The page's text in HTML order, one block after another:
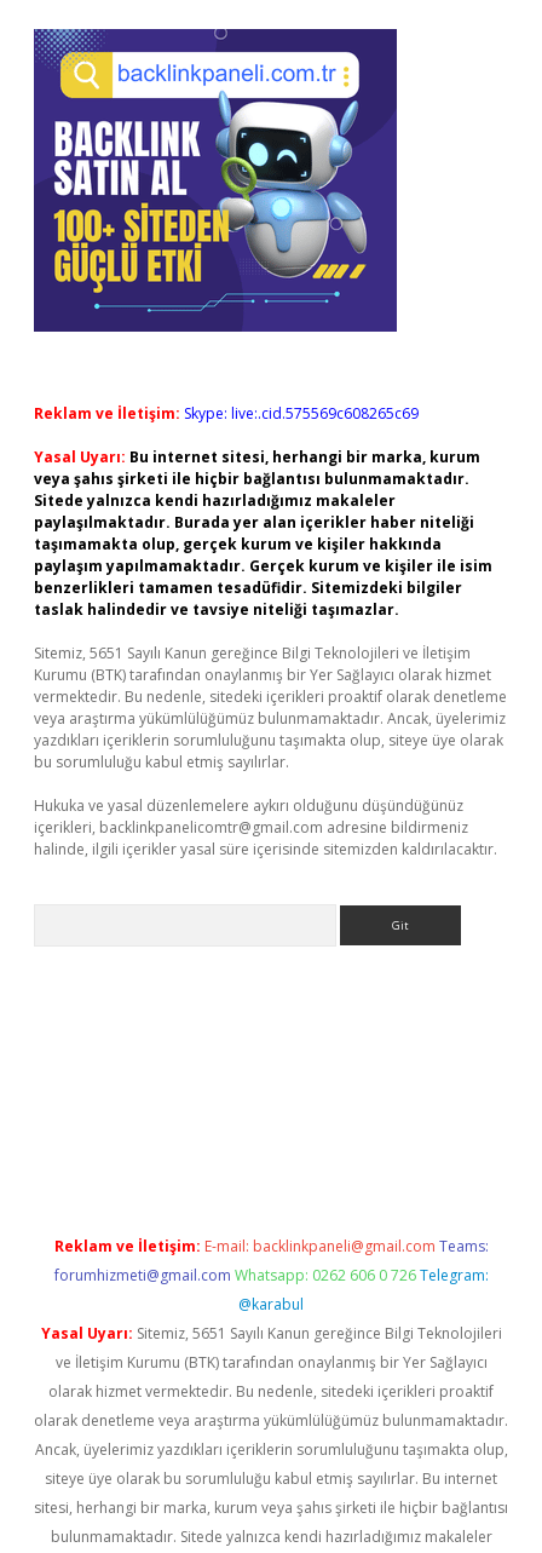
Reklam ve İletişim: Skype: live:.cid.575569c608265c69
Yasal Uyarı: Bu internet sitesi, herhangi bir marka, kurum
veya şahıs şirketi ile hiçbir bağlantısı bulunmamaktadır.
Sitede yalnızca kendi hazırladığımız makaleler
paylaşılmaktadır. Burada yer alan içerikler haber niteliği
taşımamakta olup, gerçek kurum ve kişiler hakkında
paylaşım yapılmamaktadır. Gerçek kurum ve kişiler ile isim
benzerlikleri tamamen tesadüfidir. Sitemizdeki bilgiler
taslak halindedir ve tavsiye niteliği taşımazlar.
Sitemiz, 5651 Sayılı Kanun gereğince Bilgi Teknolojileri ve İletişim
Kurumu (BTK) tarafından onaylanmış bir Yer Sağlayıcı olarak hizmet
vermektedir. Bu nedenle, sitedeki içerikleri proaktif olarak denetleme
veya araştırma yükümlülüğümüz bulunmamaktadır. Ancak, üyelerimiz
yazdıkları içeriklerin sorumluluğunu taşımakta olup, siteye üye olarak
bu sorumluluğu kabul etmiş sayılırlar.
Hukuka ve yasal düzenlemelere aykırı olduğunu düşündüğünüz
içerikleri, backlinkpanelicomtr@gmail.com adresine bildirmeniz
halinde, ilgili içerikler yasal süre içerisinde sitemizden kaldırılacaktır.
Reklam ve İletişim: E-mail: backlinkpaneli@gmail.com Teams:
forumhizmeti@gmail.com Whatsapp: 0262 606 0 726 Telegram:
@karabul
Yasal Uyarı: Sitemiz, 5651 Sayılı Kanun gereğince Bilgi Teknolojileri
ve İletişim Kurumu (BTK) tarafından onaylanmış bir Yer Sağlayıcı
olarak hizmet vermektedir. Bu nedenle, sitedeki içerikleri proaktif
olarak denetleme veya araştırma yükümlülüğümüz bulunmamaktadır.
Ancak, üyelerimiz yazdıkları içeriklerin sorumluluğunu taşımakta olup,
siteye üye olarak bu sorumluluğu kabul etmiş sayılırlar. Bu internet
sitesi, herhangi bir marka, kurum veya şahıs şirketi ile hiçbir bağlantısı
bulunmamaktadır. Sitede yalnızca kendi hazırladığımız makaleler